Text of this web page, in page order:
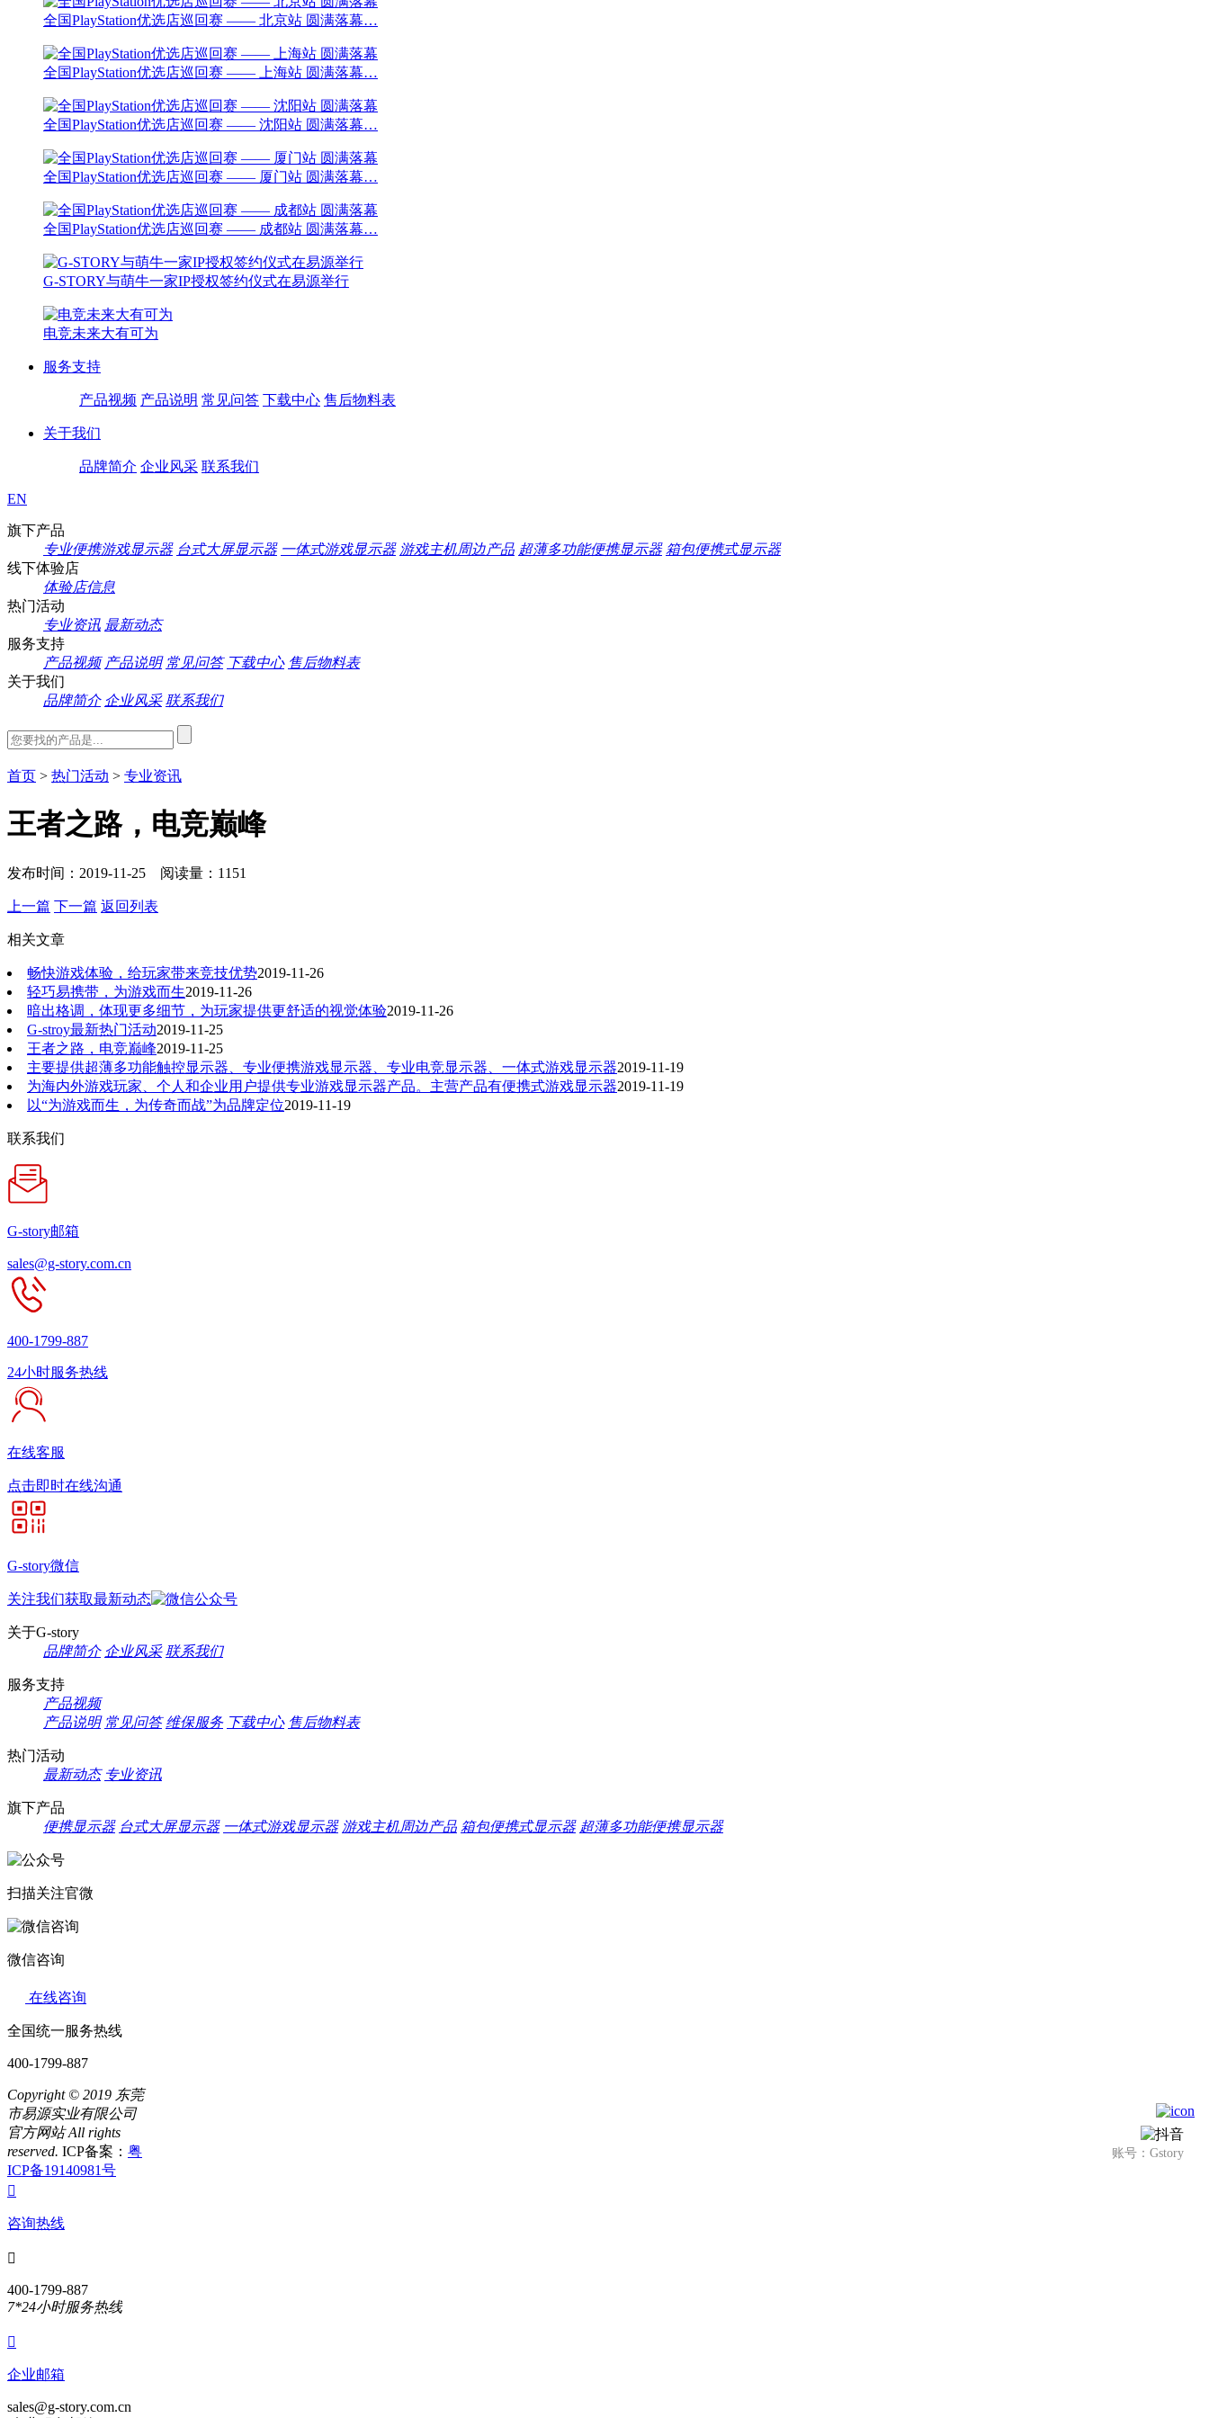
全国PlayStation优选店巡回赛 —— 北京站 圆满落幕…
全国PlayStation优选店巡回赛 —— 上海站 圆满落幕…
全国PlayStation优选店巡回赛 —— 沈阳站 圆满落幕…
全国PlayStation优选店巡回赛 —— 厦门站 圆满落幕…
全国PlayStation优选店巡回赛 —— 成都站 圆满落幕…
G-STORY与萌牛一家IP授权签约仪式在易源举行
电竞未来大有可为
服务支持
产品视频 产品说明 常见问答 下载中心 售后物料表
关于我们
品牌简介 企业风采 联系我们
EN
旗下产品
专业便携游戏显示器 台式大屏显示器 一体式游戏显示器 游戏主机周边产品 超薄多功能便携显示器 箱包便携式显示器
线下体验店
体验店信息
热门活动
专业资讯 最新动态
服务支持
产品视频 产品说明 常见问答 下载中心 售后物料表
关于我们
品牌简介 企业风采 联系我们
首页 > 热门活动 > 专业资讯
王者之路，电竞巅峰
发布时间：2019-11-25 阅读量：1151
上一篇 下一篇 返回列表
相关文章
畅快游戏体验，给玩家带来竞技优势2019-11-26
轻巧易携带，为游戏而生2019-11-26
暗出格调，体现更多细节，为玩家提供更舒适的视觉体验2019-11-26
G-stroy最新热门活动2019-11-25
王者之路，电竞巅峰2019-11-25
主要提供超薄多功能触控显示器、专业便携游戏显示器、专业电竞显示器、一体式游戏显示器2019-11-19
为海内外游戏玩家、个人和企业用户提供专业游戏显示器产品。主营产品有便携式游戏显示器2019-11-19
以“为游戏而生，为传奇而战”为品牌定位2019-11-19
联系我们
G-story邮箱
sales@g-story.com.cn
400-1799-887
24小时服务热线
在线客服
点击即时在线沟通
G-story微信
关注我们获取最新动态
关于G-story
品牌简介 企业风采 联系我们
服务支持
产品视频
产品说明 常见问答 维保服务 下载中心 售后物料表
热门活动
最新动态 专业资讯
旗下产品
便携显示器 台式大屏显示器 一体式游戏显示器 游戏主机周边产品 箱包便携式显示器 超薄多功能便携显示器
扫描关注官微
微信咨询
在线咨询
全国统一服务热线
400-1799-887
账号：Gstory
Copyright © 2019 东莞
市易源实业有限公司
官方网站 All rights
reserved. ICP备案： 粤
ICP备19140981号

咨询热线

400-1799-887
7*24小时服务热线

企业邮箱
sales@g-story.com.cn